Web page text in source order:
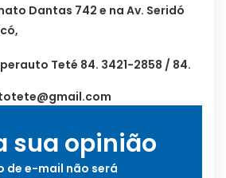
Dantas 742 e na Av. Seridó
Teté 84. 3421-2858 / 84.
sua opinião
de e-mail não será